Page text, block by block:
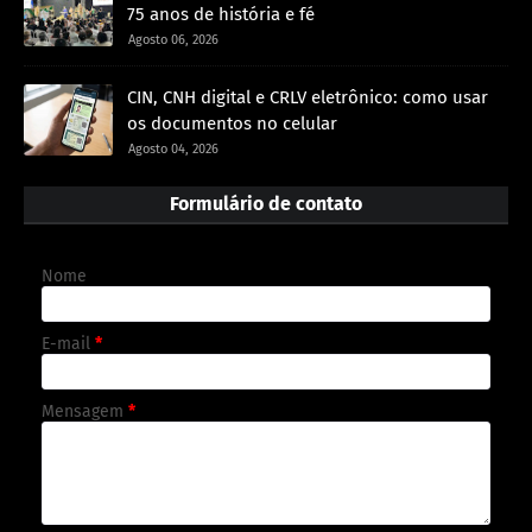
75 anos de história e fé
Agosto 06, 2026
CIN, CNH digital e CRLV eletrônico: como usar
os documentos no celular
Agosto 04, 2026
Formulário de contato
Nome
E-mail *
Mensagem *